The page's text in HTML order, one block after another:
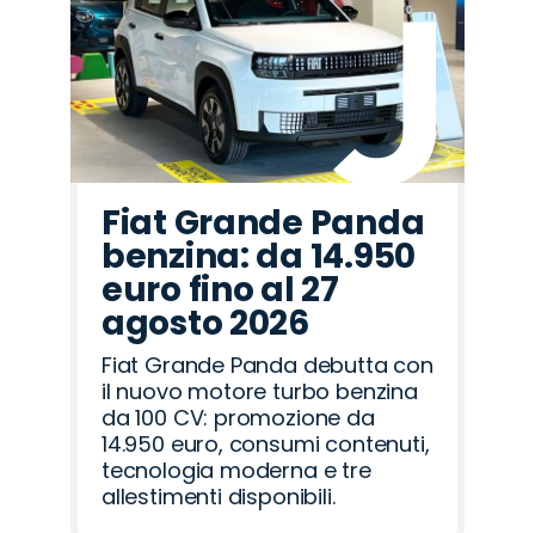
Fiat Grande Panda
benzina: da 14.950
euro fino al 27
agosto 2026
Fiat Grande Panda debutta con
il nuovo motore turbo benzina
da 100 CV: promozione da
14.950 euro, consumi contenuti,
tecnologia moderna e tre
allestimenti disponibili.